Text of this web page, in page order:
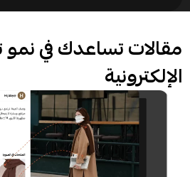
مقالات تساعدك في نمو
الإلكترونية